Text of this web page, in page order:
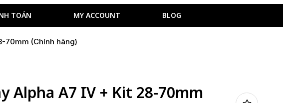
TOÁN MY ACCOUNT BLOG
70mm (Chính hãng)
Alpha A7 IV + Kit 28-70mm